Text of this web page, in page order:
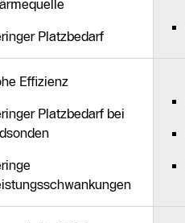
Platzbedarf
Effizienz
Platzbedarf bei